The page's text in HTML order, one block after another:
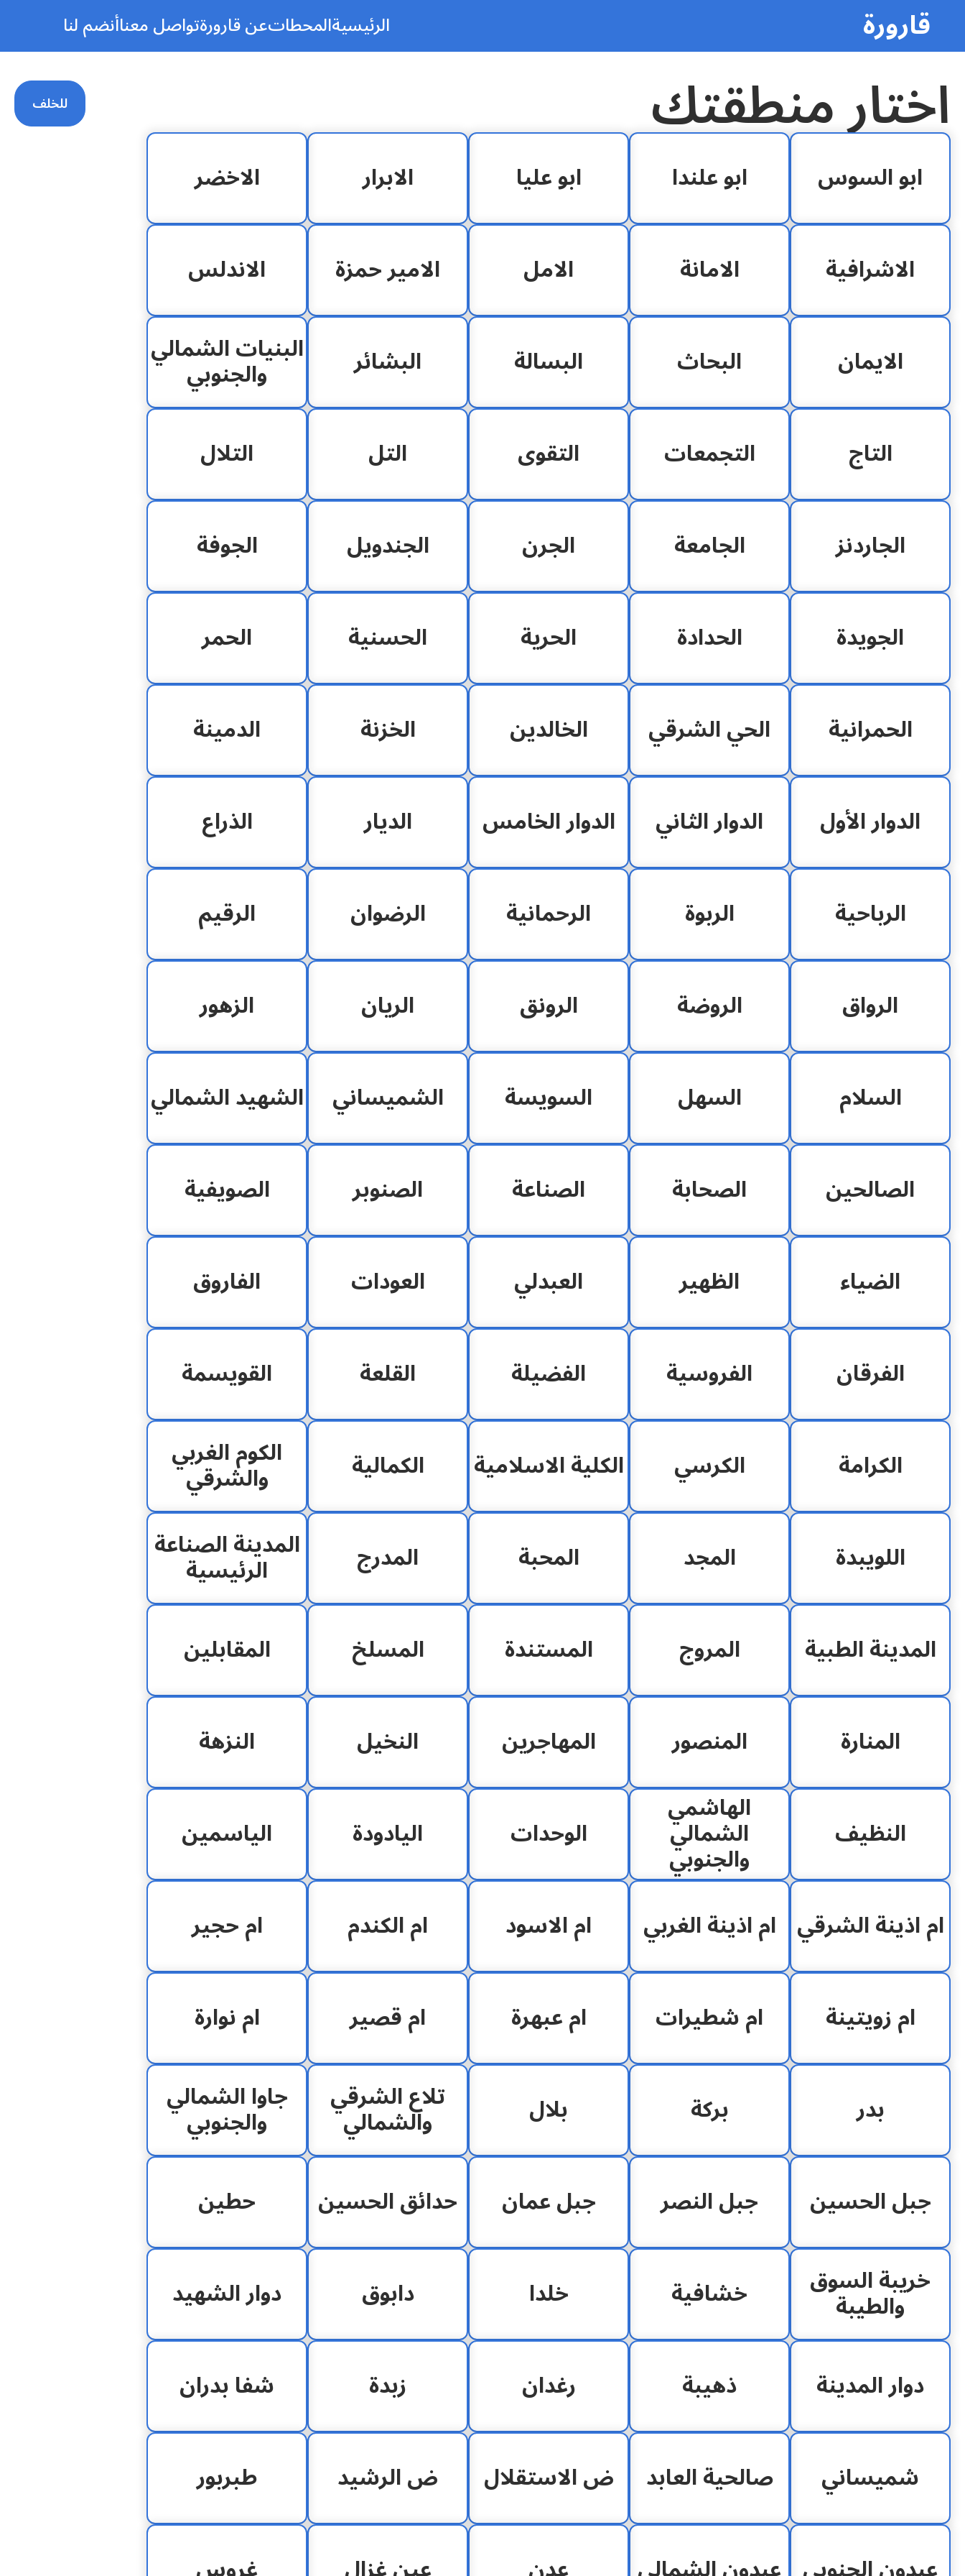
قارورة الرئيسيةالمحطاتعن قارورةتواصل معناأنضم لنا
اختار منطقتك للخلف
ابو السوس ابو علندا ابو عليا الابرار الاخضر
الاشرافية الامانة الامل الامير حمزة الاندلس
الايمان البحاث البسالة البشائر البنيات الشمالي
والجنوبي
التاج
التجمعات التقوى التل التلال
الجاردنز الجامعة الجرن الجندويل الجوفة
الجويدة الحدادة الحرية الحسنية الحمر
الحمرانية الحي الشرقي الخالدين الخزنة الدمينة
الدوار الأول الدوار الثاني الدوار الخامس الديار الذراع
الرباحية الربوة الرحمانية الرضوان الرقيم
الرواق الروضة الرونق الريان الزهور
السلام السهل السويسة الشميساني الشهيد الشمالي
الصالحين الصحابة الصناعة الصنوبر الصويفية
الضياء الظهير العبدلي العودات الفاروق
الفرقان الفروسية الفضيلة القلعة القويسمة
الكرامة الكرسي الكلية الاسلامية الكمالية الكوم الغربي
والشرقي
اللويبدة
المجد المحبة المدرج المدينة الصناعة
الرئيسية
المدينة الطبية
المروج المستندة المسلخ المقابلين
المنارة المنصور المهاجرين النخيل النزهة
النظيف
الهاشمي
الشمالي
والجنوبي
الوحدات اليادودة الياسمين
ام اذينة الشرقي ام اذينة الغربي ام الاسود ام الكندم ام حجير
ام زويتينة ام شطيرات ام عبهرة ام قصير ام نوارة
بدر بركة بلال تلاع الشرقي
والشمالي
جاوا الشمالي
والجنوبي
جبل الحسين
جبل النصر جبل عمان حدائق الحسين
حطين
خريبة السوق
والطيبة خشافية خلدا دابوق دوار الشهيد
دوار المدينة ذهيبة رغدان زبدة شفا بدران
شميساني صالحية العابد ض الاستقلال ض الرشيد طبربور